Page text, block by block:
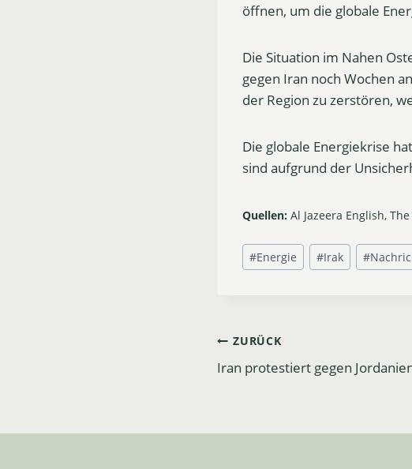
öffnen, um die globale
Die Situation im Nahen
gegen Iran noch Wochen
der Region zu zerstören,
Die globale Energiekrise
sind aufgrund der
Quellen: Al Jazeera English,
Schlagworte:
#Energie #Irak #
Beitrags-
Navigation
ZURÜCK
Iran protestiert gegen